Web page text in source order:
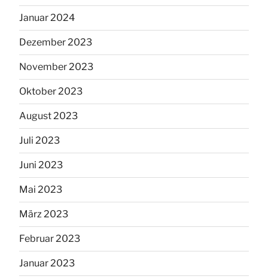
Januar 2024
Dezember 2023
November 2023
Oktober 2023
August 2023
Juli 2023
Juni 2023
Mai 2023
März 2023
Februar 2023
Januar 2023